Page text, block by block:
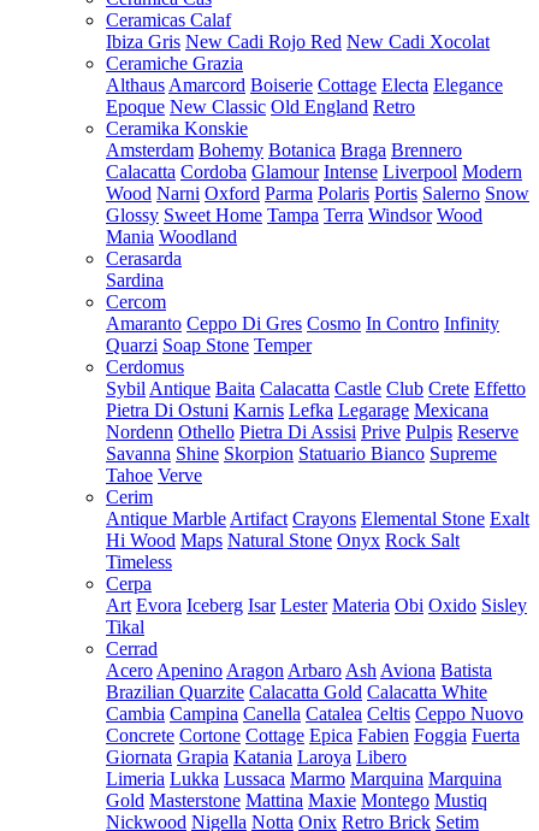
Ceramicas Calaf
Ibiza Gris New Cadi Rojo Red New Cadi Xocolat
Ceramiche Grazia
Althaus Amarcord Boiserie Cottage Electa Elegance
Epoque New Classic Old England Retro
Ceramika Konskie
Amsterdam Bohemy Botanica Braga Brennero
Calacatta Cordoba Glamour Intense Liverpool Modern
Wood Narni Oxford Parma Polaris Portis Salerno Snow
Glossy Sweet Home Tampa Terra Windsor Wood
Mania Woodland
Cerasarda
Sardina
Cercom
Amaranto Ceppo Di Gres Cosmo In Contro Infinity
Quarzi Soap Stone Temper
Cerdomus
Sybil Antique Baita Calacatta Castle Club Crete Effetto
Pietra Di Ostuni Karnis Lefka Legarage Mexicana
Nordenn Othello Pietra Di Assisi Prive Pulpis Reserve
Savanna Shine Skorpion Statuario Bianco Supreme
Tahoe Verve
Cerim
Antique Marble Artifact Crayons Elemental Stone Exalt
Hi Wood Maps Natural Stone Onyx Rock Salt
Timeless
Cerpa
Art Evora Iceberg Isar Lester Materia Obi Oxido Sisley
Tikal
Cerrad
Acero Apenino Aragon Arbaro Ash Aviona Batista
Brazilian Quarzite Calacatta Gold Calacatta White
Cambia Campina Canella Catalea Celtis Ceppo Nuovo
Concrete Cortone Cottage Epica Fabien Foggia Fuerta
Giornata Grapia Katania Laroya Libero
Limeria Lukka Lussaca Marmo Marquina Marquina
Gold Masterstone Mattina Maxie Montego Mustiq
Nickwood Nigella Notta Onix Retro Brick Setim